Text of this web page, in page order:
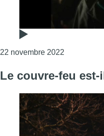
22 novembre 2022
Le couvre-feu